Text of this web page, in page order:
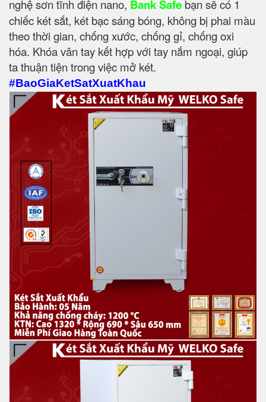
nghệ sơn tĩnh điện nano, Bank Safe bạn sẽ có 1
chiếc két sắt, két bạc sáng bóng, không bị phai màu
theo thời gian, chống xước, chống gỉ, chống oxi
hóa. Khóa vân tay kết hợp với tay nắm ngoại, giúp
ta thuận tiện trong việc mở két.
#BaoGiaKetSatXuatKhau